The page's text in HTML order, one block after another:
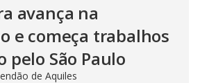
avança na
e começa trabalhos
pelo São Paulo
de Aquiles